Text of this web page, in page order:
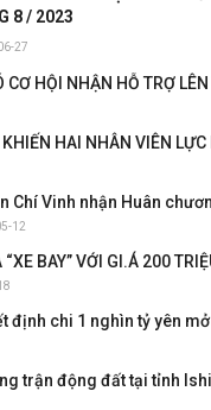
8 / 2023
27
CƠ HỘI NHẬN HỖ TRỢ
HAI NHÂN VIÊN LỰC
Chí Vinh nhận Huân
12
BAY” VỚI GI.Á 200
định chi 1 nghìn tỷ yên
trận động đất tại tỉnh